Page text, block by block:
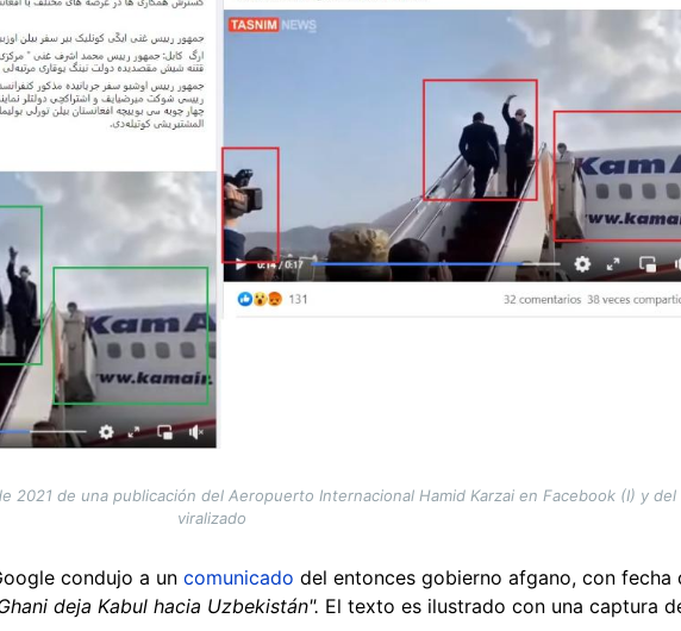
2021 de una publicación del Aeropuerto Internacional Hamid Karzai en Facebook (I) y del
viralizado
condujo a un comunicado del entonces gobierno afgano, con fecha
deja Kabul hacia Uzbekistán". El texto es ilustrado con una captura